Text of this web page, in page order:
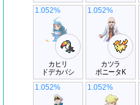
カヒリ
ドデカバシ
1.052%
カツラ
ポニータK
1.052%
1.052% 1.052%